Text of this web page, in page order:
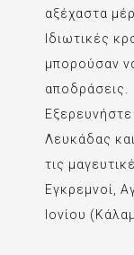
αξέχαστα
Ιδιωτικές
μπορούσαν
αποδράσεις.
Λευκάδας
τις
Εγκρεμνοί,
Ιονίου